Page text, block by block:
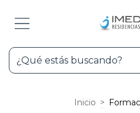
Inicio >